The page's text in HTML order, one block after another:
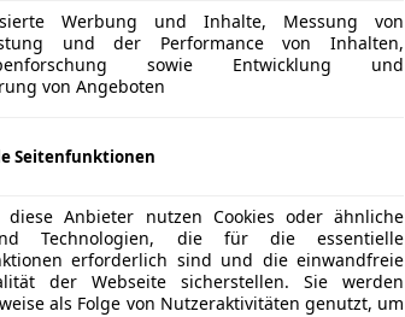
Angeboten.
Werbung und Inhalte, Messung von
und der Performance von Inhalten,
sowie Entwicklung und
von Angeboten
Seitenfunktionen
diese Anbieter nutzen Cookies oder ähnliche
Technologien, die für die essentielle
erforderlich sind und die einwandfreie
der Webseite sicherstellen. Sie werden
als Folge von Nutzeraktivitäten genutzt, um